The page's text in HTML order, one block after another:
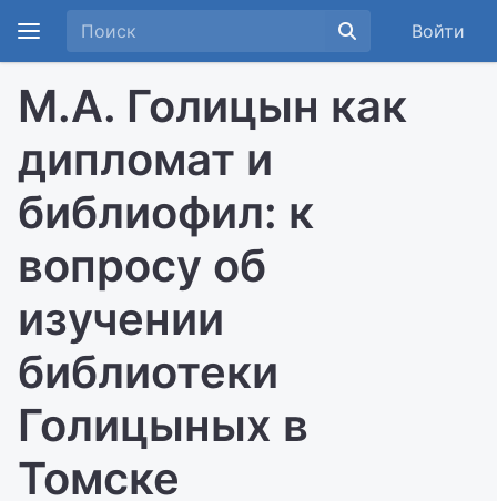
Войти
М.А. Голицын как
дипломат и
библиофил: к
вопросу об
изучении
библиотеки
Голицыных в
Томске